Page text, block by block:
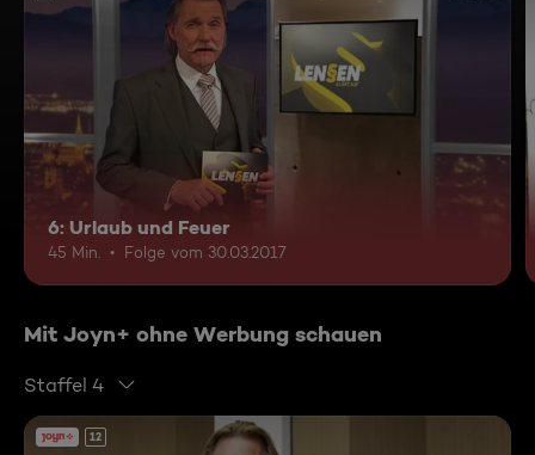
6: Urlaub und Feuer
45 Min. Folge vom 30.03.2017
Mit Joyn+ ohne Werbung schauen
Staffel 4
12